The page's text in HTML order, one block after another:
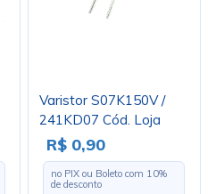
Varistor S07K150V /
241KD07 Cód. Loja
4446
R$ 0,90
no PIX ou Boleto com 10%
de desconto